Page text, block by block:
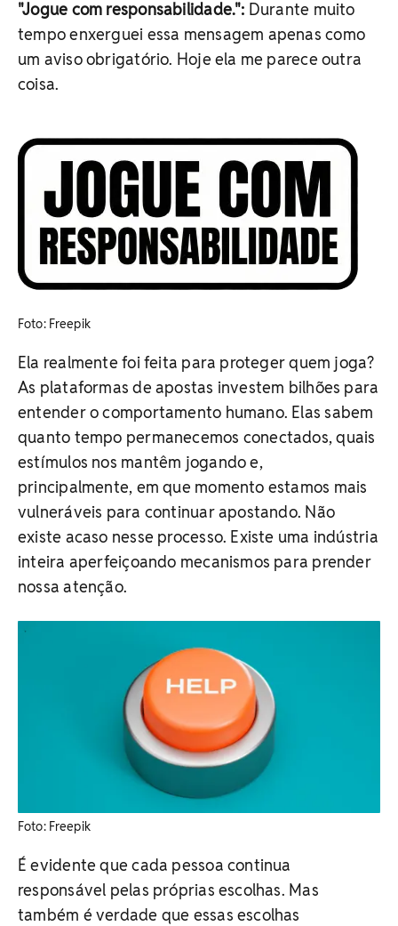
"Jogue com responsabilidade.": Durante muito
tempo enxerguei essa mensagem apenas como
um aviso obrigatório. Hoje ela me parece outra
coisa.
​Foto: Freepik
Ela realmente foi feita para proteger quem joga?
As plataformas de apostas investem bilhões para
entender o comportamento humano. Elas sabem
quanto tempo permanecemos conectados, quais
estímulos nos mantêm jogando e,
principalmente, em que momento estamos mais
vulneráveis para continuar apostando. Não
existe acaso nesse processo. Existe uma indústria
inteira aperfeiçoando mecanismos para prender
nossa atenção.
​Foto: Freepik
É evidente que cada pessoa continua
responsável pelas próprias escolhas. Mas
também é verdade que essas escolhas